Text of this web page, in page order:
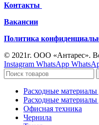
Контакты
Вакансии
Политика
© 2021г. ООО «Антарес».
Instagram WhatsApp
Расходные материалы
Расходные материалы
Офисная техника
Чернила